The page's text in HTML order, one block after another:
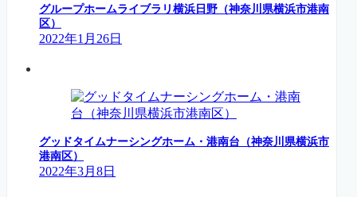
グループホームライブラリ横浜日野（神奈川県横浜市港南
区）
2022年1月26日
グッドタイムナーシングホーム・港南台（神奈川県横浜市
港南区）
2022年3月8日